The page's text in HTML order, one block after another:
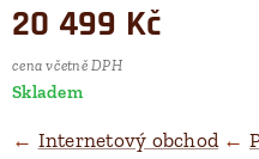
20 499 Kč
cena včetně DPH
Skladem
← Internetový obchod←